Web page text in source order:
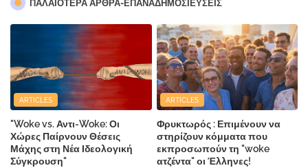
ΠΑΛΑΙΟΤΕΡΑ ΑΡΘΡΑ-ΕΠΑΝΑΔΗΜΟΣΙΕΥΣΕΙΣ
ARTICLES
"Woke vs. Αντι-Woke: Οι
Χώρες Παίρνουν Θέσεις
Μάχης στη Νέα Ιδεολογική
Σύγκρουση"
ARTICLES
Φρυκτωρός : Επιμένουν να
στηρίζουν κόμματα που
εκπροσωπούν τη "woke
ατζέντα" οι Έλληνες!